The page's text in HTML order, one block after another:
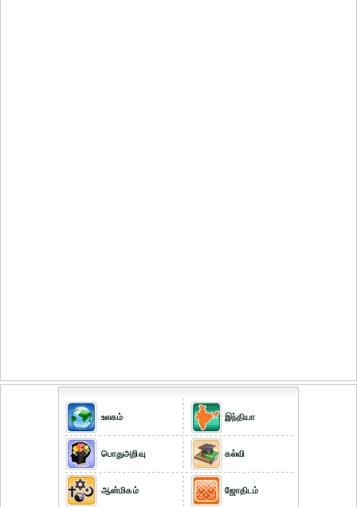
உலகம்
பொதுஅறிவு
ஆன்மிகம்
இந்தியா
கல்வி
ஜோதிடம்